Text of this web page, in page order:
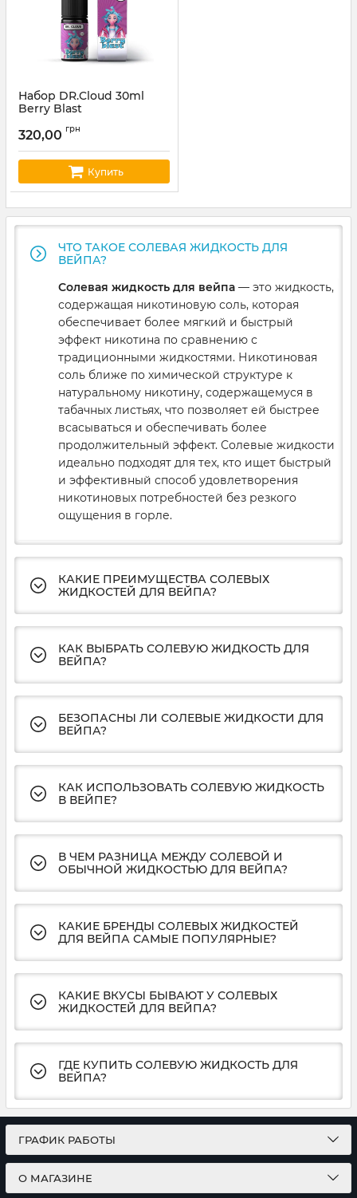
Набор DR.Cloud 30ml
Berry Blast
320,00 грн
Купить
ЧТО ТАКОЕ СОЛЕВАЯ ЖИДКОСТЬ ДЛЯ
ВЕЙПА?
Солевая жидкость для вейпа — это жидкость,
содержащая никотиновую соль, которая
обеспечивает более мягкий и быстрый
эффект никотина по сравнению с
традиционными жидкостями. Никотиновая
соль ближе по химической структуре к
натуральному никотину, содержащемуся в
табачных листьях, что позволяет ей быстрее
всасываться и обеспечивать более
продолжительный эффект. Солевые жидкости
идеально подходят для тех, кто ищет быстрый
и эффективный способ удовлетворения
никотиновых потребностей без резкого
ощущения в горле.
КАКИЕ ПРЕИМУЩЕСТВА СОЛЕВЫХ
ЖИДКОСТЕЙ ДЛЯ ВЕЙПА?
КАК ВЫБРАТЬ СОЛЕВУЮ ЖИДКОСТЬ ДЛЯ
ВЕЙПА?
БЕЗОПАСНЫ ЛИ СОЛЕВЫЕ ЖИДКОСТИ ДЛЯ
ВЕЙПА?
КАК ИСПОЛЬЗОВАТЬ СОЛЕВУЮ ЖИДКОСТЬ
В ВЕЙПЕ?
В ЧЕМ РАЗНИЦА МЕЖДУ СОЛЕВОЙ И
ОБЫЧНОЙ ЖИДКОСТЬЮ ДЛЯ ВЕЙПА?
КАКИЕ БРЕНДЫ СОЛЕВЫХ ЖИДКОСТЕЙ
ДЛЯ ВЕЙПА САМЫЕ ПОПУЛЯРНЫЕ?
КАКИЕ ВКУСЫ БЫВАЮТ У СОЛЕВЫХ
ЖИДКОСТЕЙ ДЛЯ ВЕЙПА?
ГДЕ КУПИТЬ СОЛЕВУЮ ЖИДКОСТЬ ДЛЯ
ВЕЙПА?
ГРАФИК РАБОТЫ
О МАГАЗИНЕ